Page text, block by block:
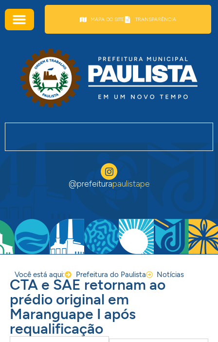
MAPA DO SITE TRANSPARÊNCIA
@prefeiturapaulistape
Você está aqui: Prefeitura do Paulista Notícias
CTA e SAE retornam ao
prédio original em
Maranguape I após
requalificação